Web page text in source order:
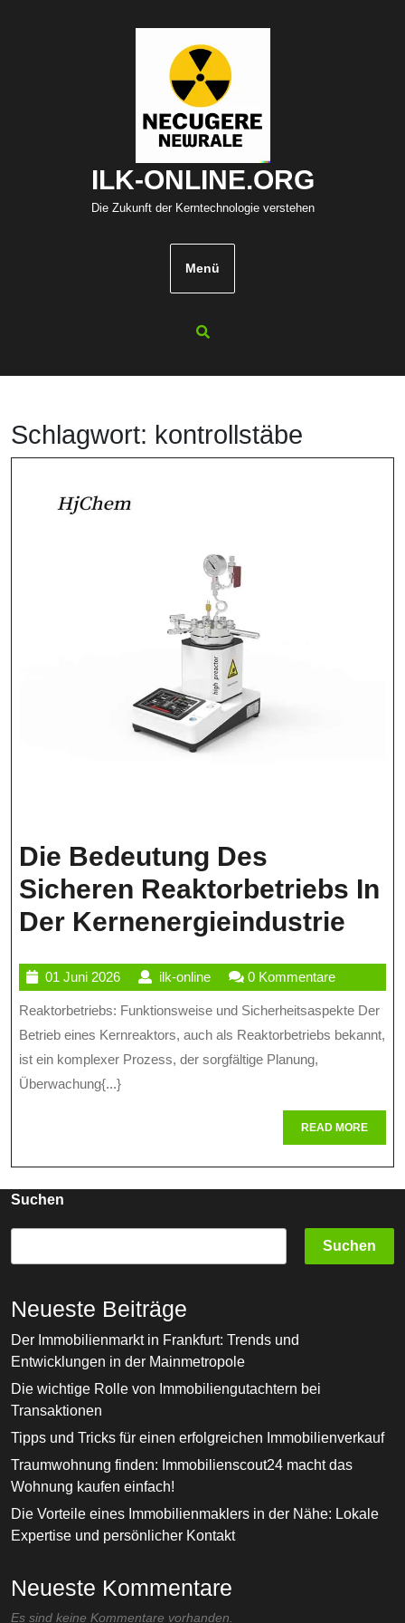
ILK-ONLINE.ORG
Die Zukunft der Kerntechnologie verstehen
Menü
Schlagwort: kontrollstäbe
Die Bedeutung Des
Sicheren Reaktorbetriebs In
Der Kernenergieindustrie
Des
Der
01 Juni 202601
Juni
2026
ilk-onlineilk-
online
0 Kommentare
Reaktorbetriebs: Funktionsweise und Sicherheitsaspekte Der
Betrieb eines Kernreaktors, auch als Reaktorbetriebs bekannt,
ist ein komplexer Prozess, der sorgfältige Planung,
Überwachung{...}
READ MOREREAD
MORE
Suchen
Suchen
Neueste Beiträge
Der Immobilienmarkt in Frankfurt: Trends und
Entwicklungen in der Mainmetropole
Die wichtige Rolle von Immobiliengutachtern bei
Transaktionen
Tipps und Tricks für einen erfolgreichen Immobilienverkauf
Traumwohnung finden: Immobilienscout24 macht das
Wohnung kaufen einfach!
Die Vorteile eines Immobilienmaklers in der Nähe: Lokale
Expertise und persönlicher Kontakt
Neueste Kommentare
Es sind keine Kommentare vorhanden.